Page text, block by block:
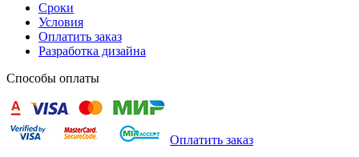
Сроки
Условия
Оплатить заказ
Разработка дизайна
Способы оплаты
Оплатить заказ